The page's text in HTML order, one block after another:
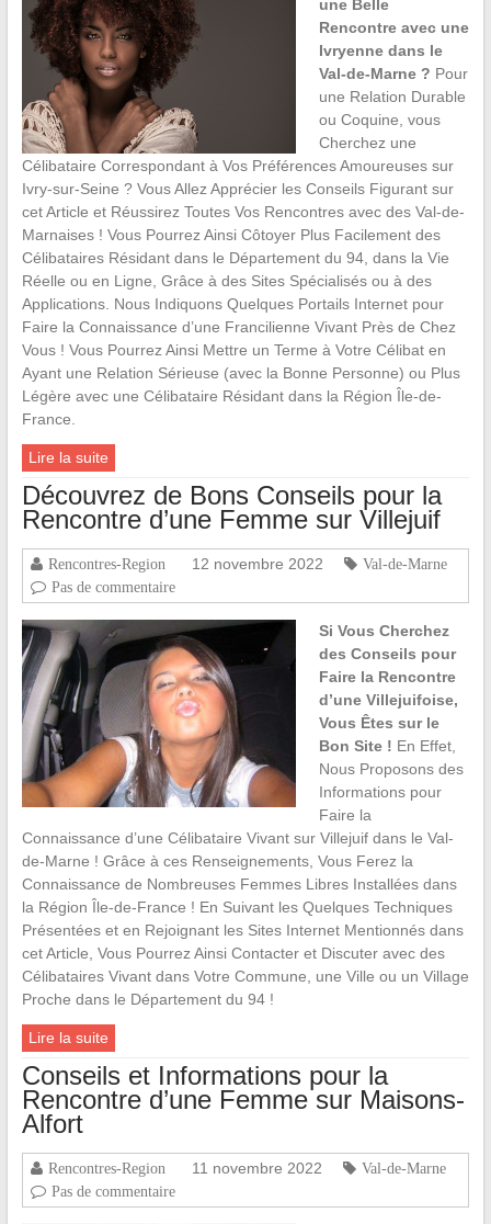
une Belle
Rencontre avec une
Ivryenne dans le
Val-de-Marne ? Pour
une Relation Durable
ou Coquine, vous
Cherchez une
Célibataire Correspondant à Vos Préférences Amoureuses sur
Ivry-sur-Seine ? Vous Allez Apprécier les Conseils Figurant sur
cet Article et Réussirez Toutes Vos Rencontres avec des Val-de-
Marnaises ! Vous Pourrez Ainsi Côtoyer Plus Facilement des
Célibataires Résidant dans le Département du 94, dans la Vie
Réelle ou en Ligne, Grâce à des Sites Spécialisés ou à des
Applications. Nous Indiquons Quelques Portails Internet pour
Faire la Connaissance d’une Francilienne Vivant Près de Chez
Vous ! Vous Pourrez Ainsi Mettre un Terme à Votre Célibat en
Ayant une Relation Sérieuse (avec la Bonne Personne) ou Plus
Légère avec une Célibataire Résidant dans la Région Île-de-
France.
Lire la suite
Découvrez de Bons Conseils pour la
Rencontre d’une Femme sur Villejuif
Rencontres-Region 12 novembre 2022
Val-de-Marne
Pas de commentaire
Si Vous Cherchez
des Conseils pour
Faire la Rencontre
d’une Villejuifoise,
Vous Êtes sur le
Bon Site ! En Effet,
Nous Proposons des
Informations pour
Faire la
Connaissance d’une Célibataire Vivant sur Villejuif dans le Val-
de-Marne ! Grâce à ces Renseignements, Vous Ferez la
Connaissance de Nombreuses Femmes Libres Installées dans
la Région Île-de-France ! En Suivant les Quelques Techniques
Présentées et en Rejoignant les Sites Internet Mentionnés dans
cet Article, Vous Pourrez Ainsi Contacter et Discuter avec des
Célibataires Vivant dans Votre Commune, une Ville ou un Village
Proche dans le Département du 94 !
Lire la suite
Conseils et Informations pour la
Rencontre d’une Femme sur Maisons-
Alfort
Rencontres-Region 11 novembre 2022
Val-de-Marne
Pas de commentaire